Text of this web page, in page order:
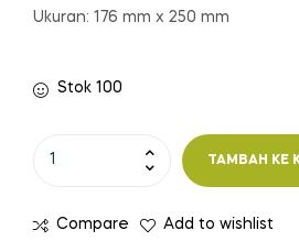
Ukuran: 176 mm x 250 mm
Stok 100
Merdeka:
TAMBAH KE
Compare Add to wishlist